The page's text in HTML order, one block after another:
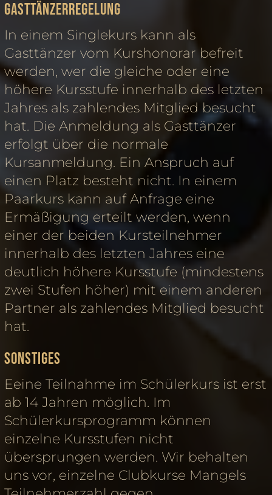
Gasttänzerregelung
In einem Singlekurs kann als
Gasttänzer vom Kurshonorar befreit
werden, wer die gleiche oder eine
höhere Kursstufe innerhalb des letzten
Jahres als zahlendes Mitglied besucht
hat. Die Anmeldung als Gasttänzer
erfolgt über die normale
Kursanmeldung. Ein Anspruch auf
einen Platz besteht nicht. In einem
Paarkurs kann auf Anfrage eine
Ermäßigung erteilt werden, wenn
einer der beiden Kursteilnehmer
innerhalb des letzten Jahres eine
deutlich höhere Kursstufe (mindestens
zwei Stufen höher) mit einem anderen
Partner als zahlendes Mitglied besucht
hat.
Sonstiges
Eeine Teilnahme im Schülerkurs ist erst
ab 14 Jahren möglich. Im
Schülerkursprogramm können
einzelne Kursstufen nicht
übersprungen werden. Wir behalten
uns vor, einzelne Clubkurse Mangels